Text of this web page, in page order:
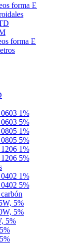
forma E
forma E
1%
5%
1%
5%
1%
5%
1%
5%
5%
5%
5%